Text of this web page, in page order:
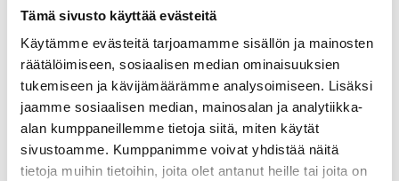
Tämä sivusto käyttää evästeitä
Käytämme evästeitä tarjoamamme sisällön ja mainosten
räätälöimiseen, sosiaalisen median ominaisuuksien
tukemiseen ja kävijämäärämme analysoimiseen. Lisäksi
jaamme sosiaalisen median, mainosalan ja analytiikka-
alan kumppaneillemme tietoja siitä, miten käytät
sivustoamme. Kumppanimme voivat yhdistää näitä
tietoja muihin tietoihin, joita olet antanut heille tai joita on